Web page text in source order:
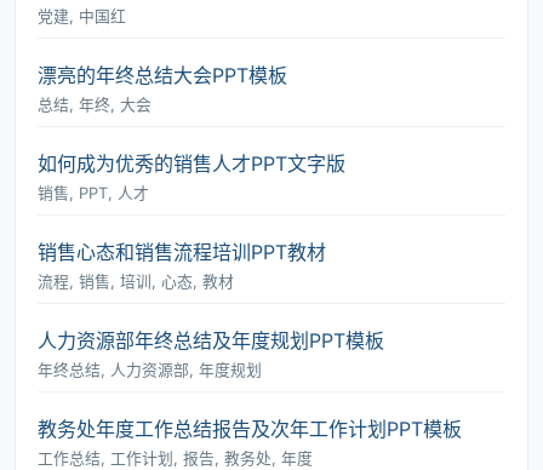
党建, 中国红
漂亮的年终总结大会PPT模板
总结, 年终, 大会
如何成为优秀的销售人才PPT文字版
销售, PPT, 人才
销售心态和销售流程培训PPT教材
流程, 销售, 培训, 心态, 教材
人力资源部年终总结及年度规划PPT模板
年终总结, 人力资源部, 年度规划
教务处年度工作总结报告及次年工作计划PPT模板
工作总结, 工作计划, 报告, 教务处, 年度